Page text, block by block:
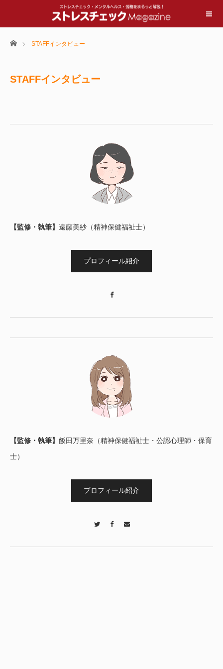
ホームSTAFFインタビュー
STAFFインタビュー
【監修・執筆】 遠藤美紗（精神保健福祉士）
プロフィール紹介
【監修・執筆】 飯田万里奈（精神保健福祉士・公認心理師・保育
士）
プロフィール紹介